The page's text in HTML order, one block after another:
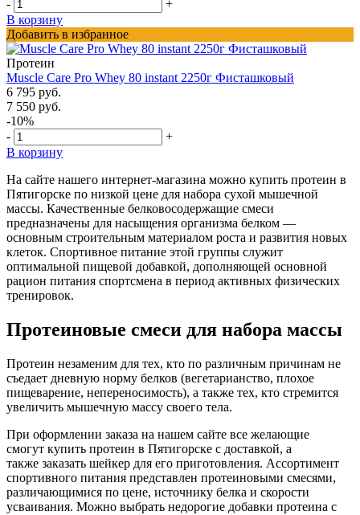
-
+
В корзину
Добавить в избранное
Протеин
Muscle Care Pro Whey 80 instant 2250г Фисташковый
6 795 руб.
7 550 руб.
-10%
-
+
В корзину
На сайте нашего интернет-магазина можно купить протеин в
Пятигорске по низкой цене для набора сухой мышечной
массы. Качественные белковосодержащие смеси
предназначены для насыщения организма белком —
основным строительным материалом роста и развития новых
клеток. Спортивное питание этой группы служит
оптимальной пищевой добавкой, дополняющей основной
рацион питания спортсмена в период активных физических
тренировок.
Протеиновые смеси для набора массы
Протеин незаменим для тех, кто по различным причинам не
съедает дневную норму белков (вегетарианство, плохое
пищеварение, непереносимость), а также тех, кто стремится
увеличить мышечную массу своего тела.
При оформлении заказа на нашем сайте все желающие
смогут купить протеин в Пятигорске с доставкой, а
также заказать шейкер для его приготовления. Ассортимент
спортивного питания представлен протеиновыми смесями,
различающимися по цене, источнику белка и скорости
усваивания. Можно выбрать недорогие добавки протеина с